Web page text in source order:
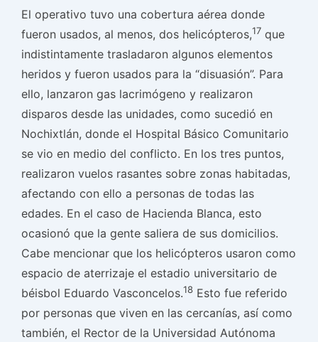
El operativo tuvo una cobertura aérea donde
fueron usados, al menos, dos helicópteros,17 que
indistintamente trasladaron algunos elementos
heridos y fueron usados para la “disuasión”. Para
ello, lanzaron gas lacrimógeno y realizaron
disparos desde las unidades, como sucedió en
Nochixtlán, donde el Hospital Básico Comunitario
se vio en medio del conflicto. En los tres puntos,
realizaron vuelos rasantes sobre zonas habitadas,
afectando con ello a personas de todas las
edades. En el caso de Hacienda Blanca, esto
ocasionó que la gente saliera de sus domicilios.
Cabe mencionar que los helicópteros usaron como
espacio de aterrizaje el estadio universitario de
béisbol Eduardo Vasconcelos.18 Esto fue referido
por personas que viven en las cercanías, así como
también, el Rector de la Universidad Autónoma